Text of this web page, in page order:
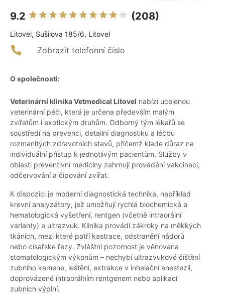
9.2 (208)
Litovel, Sušilova 185/6, Litovel
Zobrazit telefonní číslo
O společnosti:
Veterinární klinika Vetmedical Litovel nabízí ucelenou
veterinární péči, která je určena především malým
zvířatům i exotickým druhům. Odborný tým lékařů se
soustředí na prevenci, detailní diagnostiku a léčbu
rozmanitých zdravotních stavů, přičemž klade důraz na
individuální přístup k jednotlivým pacientům. Služby v
oblasti preventivní medicíny zahrnují provádění vakcinací,
odčervování a čipování zvířat.
K dispozici je moderní diagnostická technika, například
krevní analyzátory, jež umožňují rychlá biochemická a
hematologická vyšetření, rentgen (včetně intraorální
varianty) a ultrazvuk. Klinika provádí zákroky na měkkých
tkáních, mezi které patří kastrace, odstranění nádorů
nebo císařské řezy. Zvláštní pozornost je věnována
stomatologickým výkonům – nechybí ultrazvukové čištění
zubního kamene, leštění, extrakce v inhalační anestezii,
doprovázené intraorálním rentgenem nebo aplikací
zubních výplní.